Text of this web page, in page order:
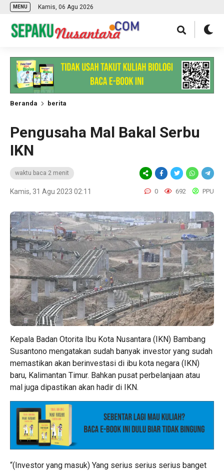
MENU Kamis, 06 Agu 2026
Beranda berita
Pengusaha Mal Bakal Serbu
IKN
waktu baca 2 menit
Kamis, 31 Agu 2023 02:11 0 692 PPU
Kepala Badan Otorita Ibu Kota Nusantara (IKN) Bambang
Susantono mengatakan sudah banyak investor yang sudah
memastikan akan berinvestasi di ibu kota negara (IKN)
baru, Kalimantan Timur. Bahkan pusat perbelanjaan atau
mal juga dipastikan akan hadir di IKN.
“(Investor yang masuk) Yang serius serius serius banget